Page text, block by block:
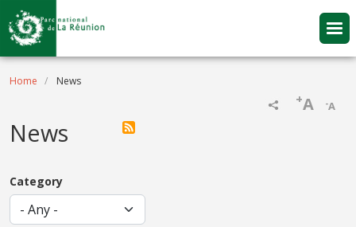
Skip to main content
Breadcrumb
Home News
-A
+A
News
Category